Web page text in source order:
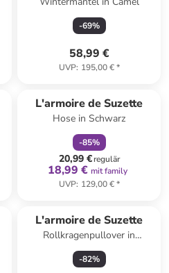
-69%
58,99 €
UVP: 195,00 €*
L'armoire de Suzette
Hose in Schwarz
-85%
20,99 €regulär
18,99 € mit family
UVP: 129,00 €*
L'armoire de Suzette
Rollkragenpullover in
Bordeaux
-82%